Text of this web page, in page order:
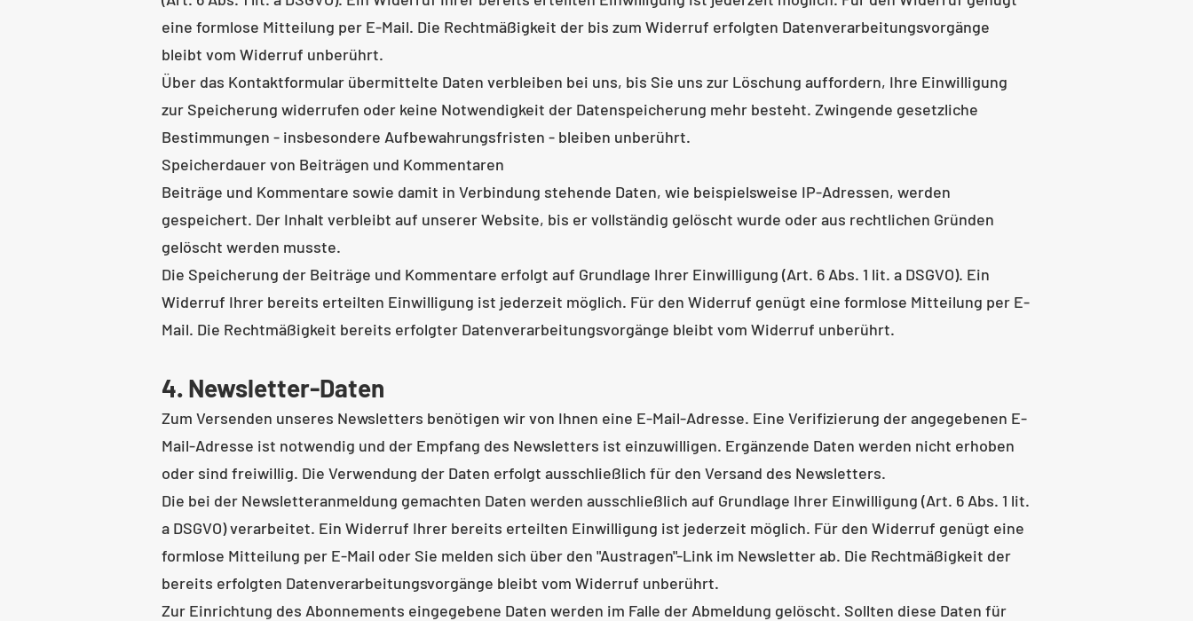
eine formlose Mitteilung per E-Mail. Die Rechtmäßigkeit der bis zum Widerruf erfolgten Datenverarbeitungsvorgänge
bleibt vom Widerruf unberührt.
Über das Kontaktformular übermittelte Daten verbleiben bei uns, bis Sie uns zur Löschung auffordern, Ihre Einwilligung
zur Speicherung widerrufen oder keine Notwendigkeit der Datenspeicherung mehr besteht. Zwingende gesetzliche
Bestimmungen - insbesondere Aufbewahrungsfristen - bleiben unberührt.
Speicherdauer von Beiträgen und Kommentaren
Beiträge und Kommentare sowie damit in Verbindung stehende Daten, wie beispielsweise IP-Adressen, werden
gespeichert. Der Inhalt verbleibt auf unserer Website, bis er vollständig gelöscht wurde oder aus rechtlichen Gründen
gelöscht werden musste.
Die Speicherung der Beiträge und Kommentare erfolgt auf Grundlage Ihrer Einwilligung (Art. 6 Abs. 1 lit. a DSGVO). Ein
Widerruf Ihrer bereits erteilten Einwilligung ist jederzeit möglich. Für den Widerruf genügt eine formlose Mitteilung per E-
Mail. Die Rechtmäßigkeit bereits erfolgter Datenverarbeitungsvorgänge bleibt vom Widerruf unberührt.
4. Newsletter-Daten
Zum Versenden unseres Newsletters benötigen wir von Ihnen eine E-Mail-Adresse. Eine Verifizierung der angegebenen E-
Mail-Adresse ist notwendig und der Empfang des Newsletters ist einzuwilligen. Ergänzende Daten werden nicht erhoben
oder sind freiwillig. Die Verwendung der Daten erfolgt ausschließlich für den Versand des Newsletters.
Die bei der Newsletteranmeldung gemachten Daten werden ausschließlich auf Grundlage Ihrer Einwilligung (Art. 6 Abs. 1 lit.
a DSGVO) verarbeitet. Ein Widerruf Ihrer bereits erteilten Einwilligung ist jederzeit möglich. Für den Widerruf genügt eine
formlose Mitteilung per E-Mail oder Sie melden sich über den "Austragen"-Link im Newsletter ab. Die Rechtmäßigkeit der
bereits erfolgten Datenverarbeitungsvorgänge bleibt vom Widerruf unberührt.
Zur Einrichtung des Abonnements eingegebene Daten werden im Falle der Abmeldung gelöscht. Sollten diese Daten für